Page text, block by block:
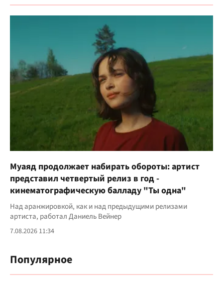
Муаяд продолжает набирать обороты: артист
представил четвертый релиз в год -
кинематографическую балладу "Ты одна"
Над аранжировкой, как и над предыдущими релизами
артиста, работал Даниель Вейнер
7.08.2026 11:34
Популярное